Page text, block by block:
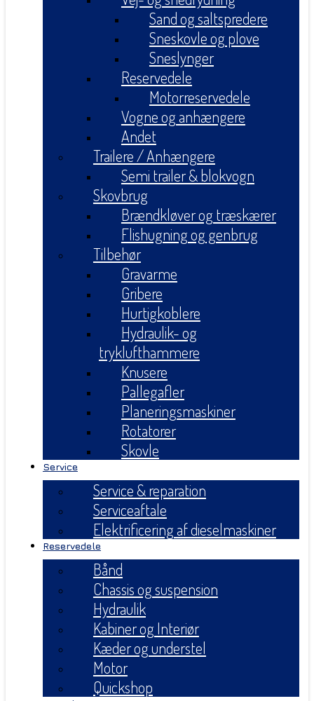
Sand og saltspredere
Sneskovle og plove
Sneslynger
Reservedele
Motorreservedele
Vogne og anhængere
Andet
Trailere / Anhængere
Semi trailer & blokvogn
Skovbrug
Brændkløver og træskærer
Flishugning og genbrug
Tilbehør
Gravarme
Gribere
Hurtigkoblere
Hydraulik- og
tryklufthammere
Knusere
Pallegafler
Planeringsmaskiner
Rotatorer
Skovle
Service
Service & reparation
Serviceaftale
Elektrificering af dieselmaskiner
Reservedele
Bånd
Chassis og suspension
Hydraulik
Kabiner og Interiør
Kæder og understel
Motor
Quickshop